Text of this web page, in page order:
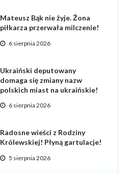
Mateusz Bąk nie żyje. Żona
piłkarza przerwała milczenie!
6 sierpnia 2026
Ukraiński deputowany
domaga się zmiany nazw
polskich miast na ukraińskie!
6 sierpnia 2026
Radosne wieści z Rodziny
Królewskiej! Płyną gartulacje!
5 sierpnia 2026